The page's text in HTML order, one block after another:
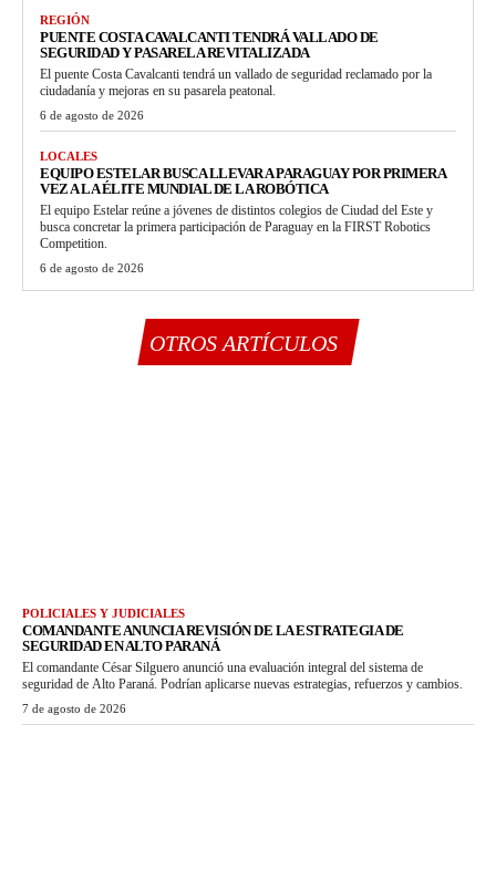
REGIÓN
PUENTE COSTA CAVALCANTI TENDRÁ VALLADO DE
SEGURIDAD Y PASARELA REVITALIZADA
El puente Costa Cavalcanti tendrá un vallado de seguridad reclamado por la
ciudadanía y mejoras en su pasarela peatonal.
6 de agosto de 2026
LOCALES
EQUIPO ESTELAR BUSCA LLEVAR A PARAGUAY POR PRIMERA
VEZ A LA ÉLITE MUNDIAL DE LA ROBÓTICA
El equipo Estelar reúne a jóvenes de distintos colegios de Ciudad del Este y
busca concretar la primera participación de Paraguay en la FIRST Robotics
Competition.
6 de agosto de 2026
OTROS ARTÍCULOS
POLICIALES Y JUDICIALES
COMANDANTE ANUNCIA REVISIÓN DE LA ESTRATEGIA DE
SEGURIDAD EN ALTO PARANÁ
El comandante César Silguero anunció una evaluación integral del sistema de
seguridad de Alto Paraná. Podrían aplicarse nuevas estrategias, refuerzos y cambios.
7 de agosto de 2026